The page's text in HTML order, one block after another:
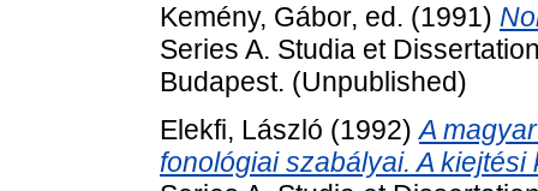
Kemény, Gábor, ed. (1991)
Series A. Studia et
Budapest. (Unpublished)
Elekfi, László (1992)A
fonológiai szabályai. A